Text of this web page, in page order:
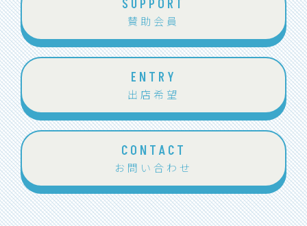
SUPPORT
賛助会員
ENTRY
出店希望
CONTACT
お問い合わせ